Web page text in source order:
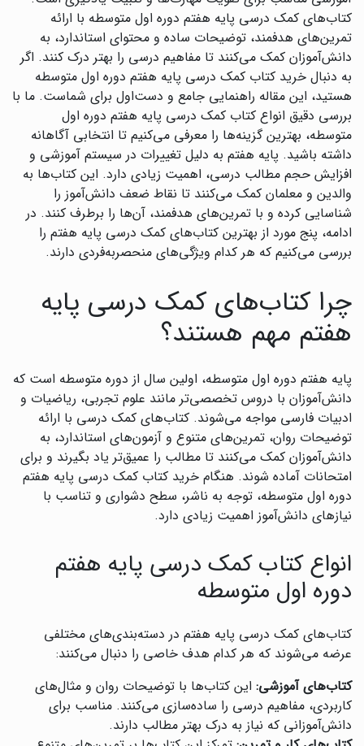
کتاب‌های کمک درسی پایه هفتم دوره اول متوسطه با ارائه
تمرین‌های هدفمند، توضیحات ساده و محتوای استاندارد، به
دانش‌آموزان کمک می‌کنند تا مفاهیم درسی را بهتر درک کنند. اگر
به دنبال خرید کتاب کمک درسی پایه هفتم دوره اول متوسطه
هستید، این مقاله راهنمایی جامع و دست‌اول برای شماست. ما با
بررسی دقیق انواع کتاب کمک درسی پایه هفتم دوره اول
متوسطه، بهترین گزینه‌ها را معرفی می‌کنیم تا انتخابی آگاهانه
داشته باشید. پایه هفتم به دلیل تغییرات در سیستم آموزشی و
افزایش حجم مطالب درسی، اهمیت زیادی دارد. این کتاب‌ها به
والدین و معلمان کمک می‌کنند تا نقاط ضعف دانش‌آموز را
شناسایی کرده و با تمرین‌های هدفمند، آن‌ها را برطرف کنند. در
ادامه، پنج مورد از بهترین کتاب‌های کمک درسی پایه هفتم را
بررسی می‌کنیم که هر کدام ویژگی‌های منحصربه‌فردی دارند.
چرا کتاب‌های کمک درسی پایه
هفتم مهم هستند؟
پایه هفتم دوره اول متوسطه، اولین سال از دوره متوسطه است که
دانش‌آموزان با دروس تخصصی‌تر مانند علوم تجربی، ریاضیات و
ادبیات فارسی مواجه می‌شوند. کتاب‌های کمک درسی با ارائه
توضیحات روان، تمرین‌های متنوع و آزمون‌های استاندارد، به
دانش‌آموزان کمک می‌کنند تا مطالب را عمیق‌تر یاد بگیرند و برای
امتحانات آماده شوند. هنگام خرید کتاب کمک درسی پایه هفتم
دوره اول متوسطه، توجه به ناشر، سطح دشواری و تناسب با
نیازهای دانش‌آموز اهمیت زیادی دارد.
انواع کتاب کمک درسی پایه هفتم
دوره اول متوسطه
کتاب‌های کمک درسی پایه هفتم در دسته‌بندی‌های مختلفی
عرضه می‌شوند که هر کدام هدف خاصی را دنبال می‌کنند:
کتاب‌های آموزشی: این کتاب‌ها با توضیحات روان و مثال‌های
کاربردی، مفاهیم درسی را ساده‌سازی می‌کنند. مناسب برای
دانش‌آموزانی که نیاز به درک بهتر مطالب دارند.